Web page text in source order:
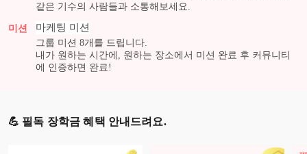
같은 기수의 사람들과 소통해보세요.
미션 마케팅 미션
그룹 미션 8개를 드립니다.
내가 원하는 시간에, 원하는 장소에서 미션 완료 후 커뮤니티
에 인증하면 완료!
💪 필독 장학금 혜택 안내드려요.